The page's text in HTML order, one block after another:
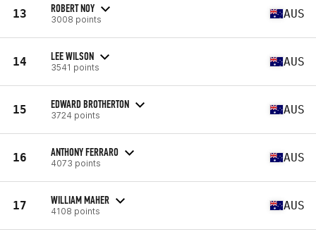
13 ROBERT NOY
3008 points AUS
14 LEE WILSON
3541 points AUS
15 EDWARD BROTHERTON
3724 points AUS
16 ANTHONY FERRARO
4073 points AUS
17 WILLIAM MAHER
4108 points AUS